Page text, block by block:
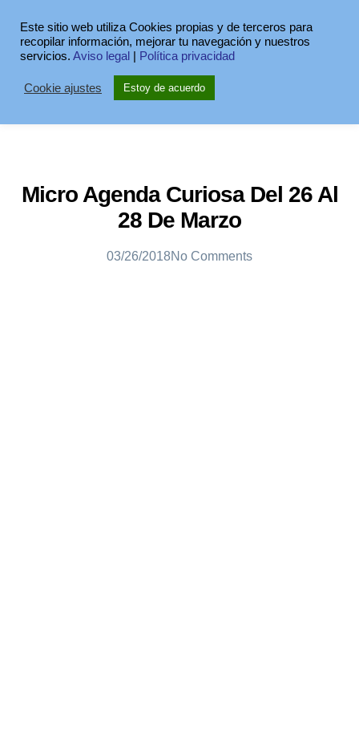
Micro Agenda Curiosa Del 26 Al
28 De Marzo
03/26/2018No Comments
Este sitio web utiliza Cookies propias y de terceros para
recopilar información, mejorar tu navegación y nuestros
servicios. Aviso legal Política privacidad
Cookie ajustes Estoy de acuerdo